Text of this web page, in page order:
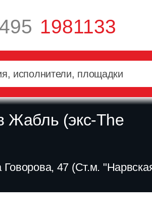
1981133
Жабль (экс-The
47 (Ст.м.